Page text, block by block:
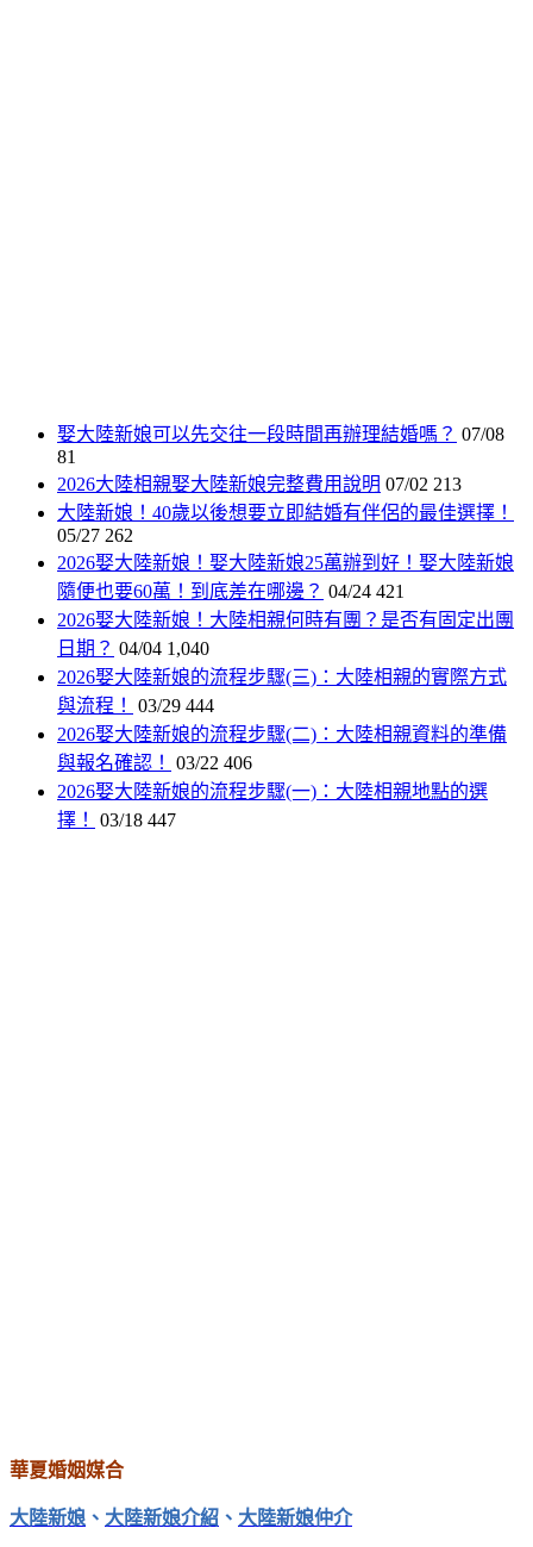
娶大陸新娘可以先交往一段時間再辦理結婚嗎？ 07/08
81
2026大陸相親娶大陸新娘完整費用說明 07/02 213
大陸新娘！40歲以後想要立即結婚有伴侶的最佳選擇！
05/27 262
2026娶大陸新娘！娶大陸新娘25萬辦到好！娶大陸新娘
隨便也要60萬！到底差在哪邊？ 04/24 421
2026娶大陸新娘！大陸相親何時有團？是否有固定出團
日期？ 04/04 1,040
2026娶大陸新娘的流程步驟(三)：大陸相親的實際方式
與流程！
03/29 444
2026娶大陸新娘的流程步驟(二)：大陸相親資料的準備
與報名確認！
03/22 406
2026娶大陸新娘的流程步驟(一)：大陸相親地點的選
擇！
03/18 447
華夏婚姻媒合
大陸新娘 、 大陸新娘介紹 、 大陸新娘仲介